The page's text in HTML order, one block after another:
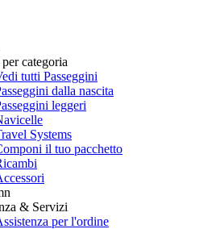
categoria
tutti Passeggini
dalla nascita
leggeri
Systems
il tuo pacchetto
& Servizi
per l'ordine